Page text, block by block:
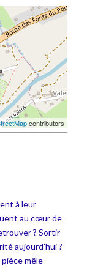
contributors
à leur
au cœur de
? Sortir
aujourd’hui ?
mêle